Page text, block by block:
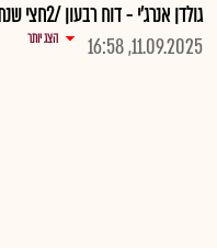
גולדן אנרג'י - דוח רבעון /2חצי שנתי - תיקון טעות אנוש-בדוח הדירקטור
11.09.2025, 16:58
הצג יותר